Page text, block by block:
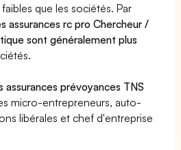
que les sociétés. Par
assurances rc pro Chercheur /
sont généralement plus
assurances prévoyances TNS
micro-entrepreneurs, auto-
libérales et chef d'entreprise